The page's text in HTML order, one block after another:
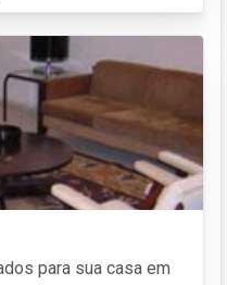
para sua casa em